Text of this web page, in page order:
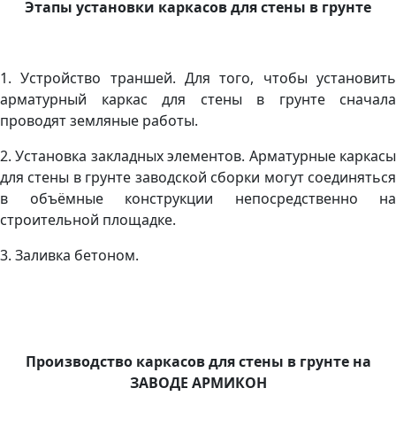
Этапы установки каркасов для стены в грунте
1. Устройство траншей. Для того, чтобы установить
арматурный каркас для стены в грунте сначала
проводят земляные работы.
2. Установка закладных элементов. Арматурные каркасы
для стены в грунте заводской сборки могут соединяться
в объёмные конструкции непосредственно на
строительной площадке.
3. Заливка бетоном.
Производство каркасов для стены в грунте на
ЗАВОДЕ АРМИКОН